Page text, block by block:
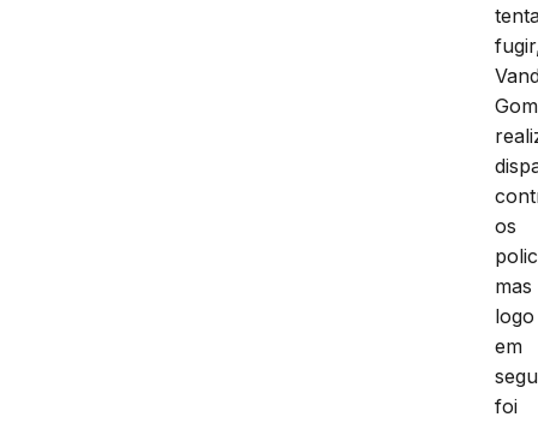
os
mas
logo
em
foi